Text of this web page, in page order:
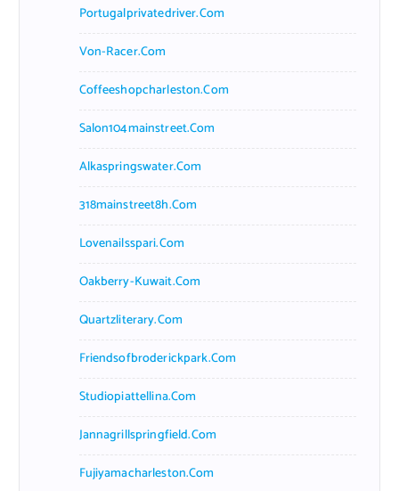
Portugalprivatedriver.com
Von-Racer.com
Coffeeshopcharleston.com
Salon104mainstreet.com
Alkaspringswater.com
318mainstreet8h.com
Lovenailsspari.com
Oakberry-Kuwait.com
Quartzliterary.com
Friendsofbroderickpark.com
Studiopiattellina.com
Jannagrillspringfield.com
Fujiyamacharleston.com